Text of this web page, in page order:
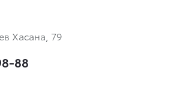
Хасана, 79
88